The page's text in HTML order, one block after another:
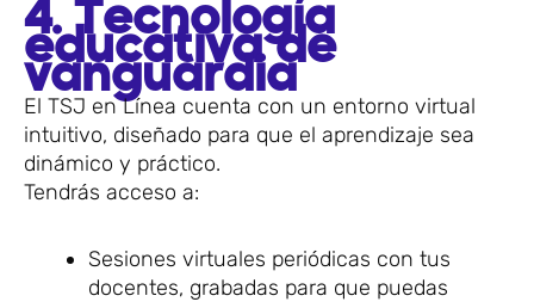
4. Tecnología
educativa de
vanguardia
El TSJ en Línea cuenta con un entorno virtual
intuitivo, diseñado para que el aprendizaje sea
dinámico y práctico.
Tendrás acceso a:
Sesiones virtuales periódicas con tus
docentes, grabadas para que puedas